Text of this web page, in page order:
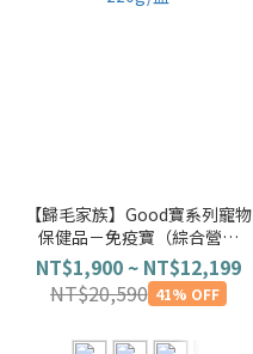
【歸毛家族】Good寶系列寵物
保健品－免疫寶（綜合營養
素） 220g/盒
NT$1,900 ~ NT$12,199
NT$20,590 41% OFF